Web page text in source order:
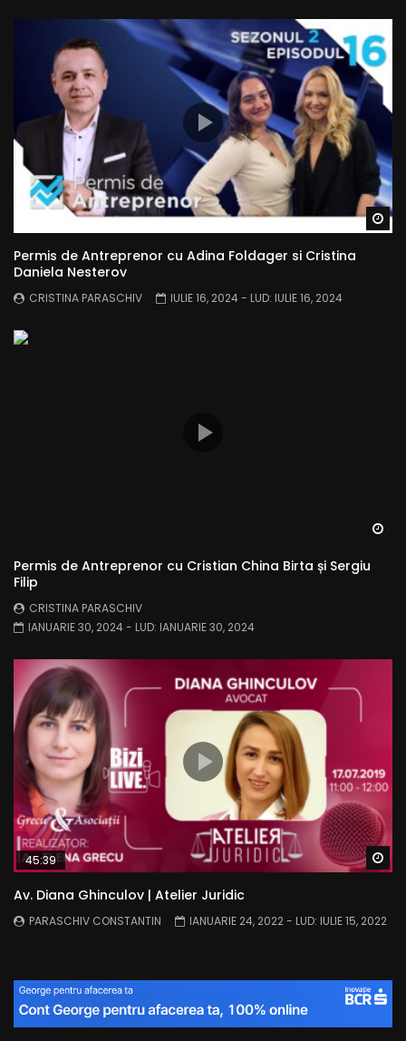
Permis de Antreprenor cu Adina Foldager si Cristina
Daniela Nesterov
CRISTINA PARASCHIV IULIE 16, 2024- LUD: IULIE 16, 2024
Permis de Antreprenor cu Cristian China Birta și Sergiu
Filip
CRISTINA PARASCHIV
IANUARIE 30, 2024- LUD: IANUARIE 30, 2024
45:39
Av. Diana Ghinculov | Atelier Juridic
PARASCHIV CONSTANTIN IANUARIE 24, 2022- LUD: IULIE 15, 2022